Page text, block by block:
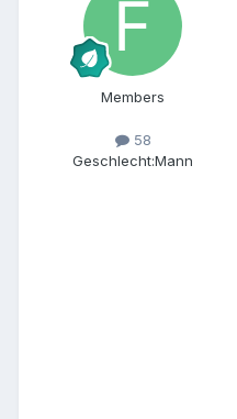
Members
58
Geschlecht:Mann